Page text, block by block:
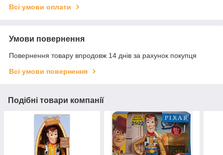
Всі умови оплати
Умови повернення
Повернення товару впродовж 14 днів за рахунок покупця
Всі умови повернення
Подібні товари компанії